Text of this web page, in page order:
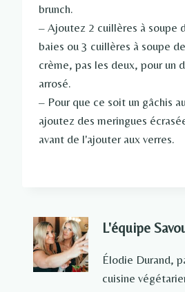
brunch.
– Ajoutez 2 cuillères à soupe
baies ou 3 cuillères à soupe
crème, pas les deux, pour un
arrosé.
– Pour que ce soit un gâchis
ajoutez des meringues
avant de l'ajouter aux verres.
L'équipe
Élodie Durand,
cuisine